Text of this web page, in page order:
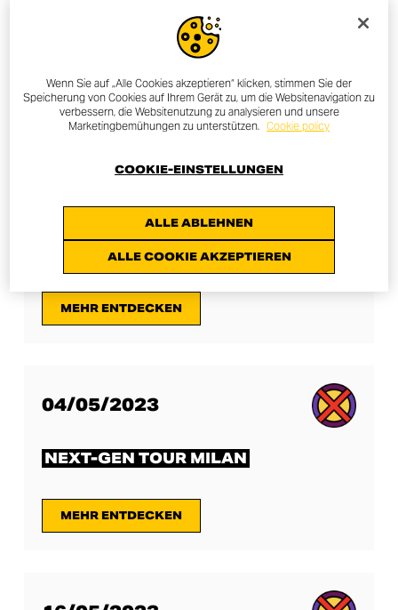
WERFEN SIE EINEN BLICK
AUF DIE KOMMENDEN
VERANSTALTUNGEN
NEXT-GEN TOUR LONDON
MEHR ENTDECKEN
04/05/2023
NEXT-GEN TOUR MILAN
MEHR ENTDECKEN
Wenn Sie auf „Alle Cookies akzeptieren“ klicken, stimmen Sie der
Speicherung von Cookies auf Ihrem Gerät zu, um die Websitenavigation zu
verbessern, die Websitenutzung zu analysieren und unsere
Marketingbemühungen zu unterstützen. Cookie policy
ALLE ABLEHNEN
ALLE COOKIE AKZEPTIEREN
COOKIE-EINSTELLUNGEN